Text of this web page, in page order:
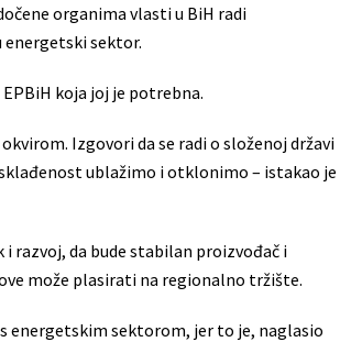
organima vlasti u BiH radi
sektor.
koja joj je potrebna.
Izgovori da se radi o složenoj državi
ublažimo i otklonimo – istakao je
razvoj, da bude stabilan proizvođač i
može plasirati na regionalno tržište.
energetskim sektorom, jer to je, naglasio